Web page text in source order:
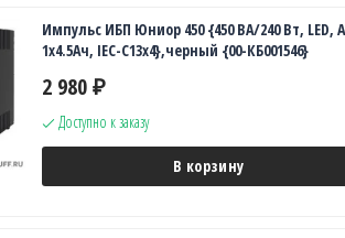
Импульс ИБП Юниор 450 {450 ВА/240 Вт, LED,
1х4.5Ач, IEC-C13x4},черный {00-КБ001546}
2 980 ₽
Доступно к заказу
В корзину